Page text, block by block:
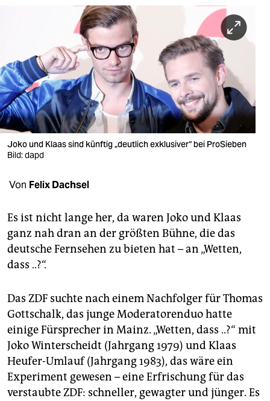
wahrheit
verlag
verlag
veranstaltungen
fragen & hilfe
unterstützen
abo
genossenschaft
Joko und Klaas sind künftig „deutlich exklusiver“ bei ProSieben
Bild: dapd
Von Felix Dachsel
Es ist nicht lange her, da waren Joko und Klaas
ganz nah dran an der größten Bühne, die das
deutsche Fernsehen zu bieten hat – an „Wetten,
dass ..?“.
Das ZDF suchte nach einem Nachfolger für Thomas
Gottschalk, das junge Moderatorenduo hatte
einige Fürsprecher in Mainz. „Wetten, dass ..?“ mit
Joko Winterscheidt (Jahrgang 1979) und Klaas
Heufer-Umlauf (Jahrgang 1983), das wäre ein
Experiment gewesen – eine Erfrischung für das
verstaubte ZDF: schneller, gewagter und jünger. Es